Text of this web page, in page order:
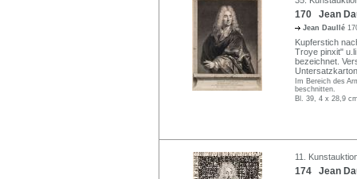
170 Jean
Jean Daullé
Kupferstich
Troye pinxit"
bezeichnet.
Im Bereich des
beschnitten.
Bl. 39, 4 x 28,9
11.
174 Jean